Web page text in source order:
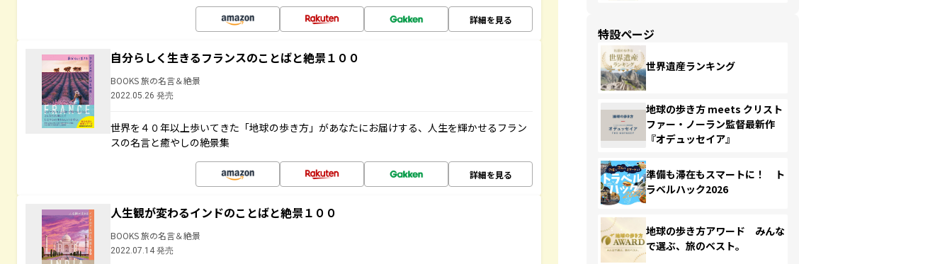
詳細を見る
自分らしく生きるフランスのことばと絶景１００
BOOKS 旅の名言＆絶景
2022.05.26 発売
世界を４０年以上歩いてきた「地球の歩き方」があなたにお届けする、人生を輝かせるフラン
スの名言と癒やしの絶景集
詳細を見る
人生観が変わるインドのことばと絶景１００
BOOKS 旅の名言＆絶景
2022.07.14 発売
特設ページ
世界遺産ランキング
地球の歩き方 meets クリスト
ファー・ノーラン監督最新作
『オデュッセイア』
準備も滞在もスマートに！ ト
ラベルハック2026
地球の歩き方アワード みんな
で選ぶ、旅のベスト。